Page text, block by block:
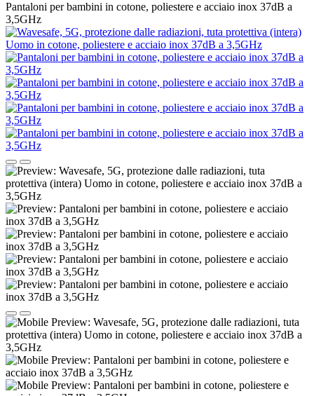
Pantaloni per bambini in cotone, poliestere e acciaio inox 37dB a
3,5GHz